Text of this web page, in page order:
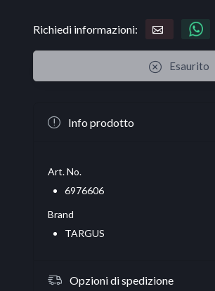
Richiedi informazioni:
Esaurito
Info prodotto
Art. No.
6976606
Brand
TARGUS
Opzioni di spedizione